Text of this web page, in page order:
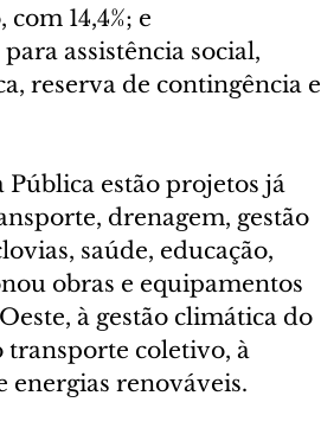
14,4%; e
assistência social,
reserva de contingência e
estão projetos já
drenagem, gestão
saúde, educação,
obras e equipamentos
à gestão climática do
coletivo, à
energias renováveis.